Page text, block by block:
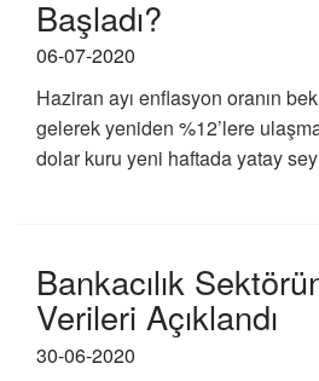
Başladı?
06-07-2020
Haziran ayı enflasyon oranın
gelerek yeniden %12’lere
dolar kuru yeni haftada yatay
Bankacılık
Verileri Açıklandı
30-06-2020